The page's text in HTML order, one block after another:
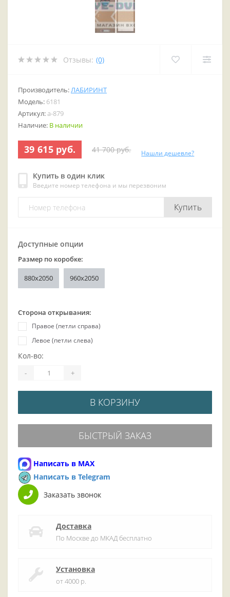
Отзывы: (0)
Производитель:ЛАБИРИНТ
Модель: 6181
Артикул: a-879
Наличие: В наличии
39 615 руб. 41 700 руб. Нашли дешевле?
Купить в один клик
Введите номер телефона и мы перезвоним
Купить
Доступные опции
Размер по коробке:
880x2050 960x2050
Сторона открывания:
Правое (петли справа)
Левое (петли слева)
Кол-во:
- +
В КОРЗИНУ
БЫСТРЫЙ ЗАКАЗ
Написать в MAX
Написать в Telegram
Заказать звонок
Доставка
По Москве до МКАД бесплатно
Установка
от 4000 р.